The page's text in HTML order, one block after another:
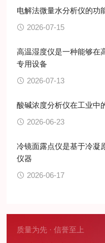
电解法微量水分析仪的功
2026-07-15
高温湿度仪是一种能够在
专用设备
2026-07-13
酸碱浓度分析仪在工业中
2026-06-23
冷镜面露点仪是基于冷凝
仪器
2026-06-17
质量为先 · 信誉至上